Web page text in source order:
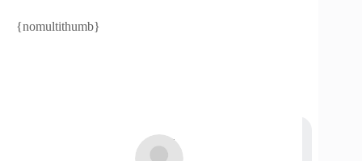
{nomultithumb}